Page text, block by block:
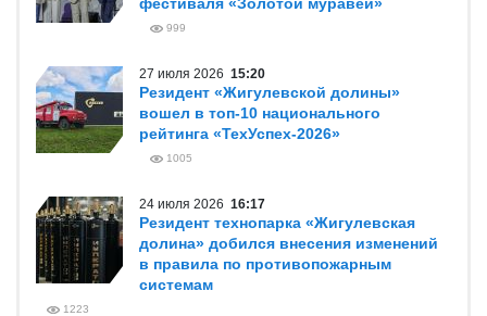
999
27 июля 2026 15:20
Резидент «Жигулевской долины»
вошел в топ-10 национального
рейтинга «ТехУспех-2026»
1005
24 июля 2026 16:17
Резидент технопарка «Жигулевская
долина» добился внесения изменений
в правила по противопожарным
системам
1223